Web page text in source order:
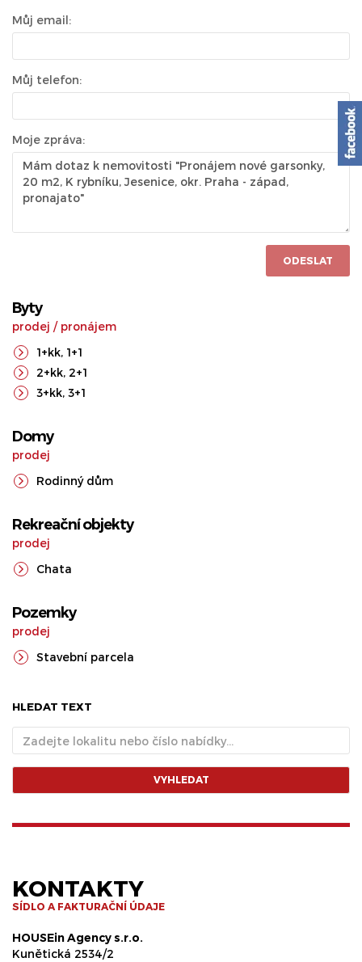
Můj email:
Můj telefon:
Moje zpráva:
ODESLAT
Byty
prodej / pronájem
1+kk, 1+1
2+kk, 2+1
3+kk, 3+1
Domy
prodej
Rodinný dům
Rekreační objekty
prodej
Chata
Pozemky
prodej
Stavební parcela
HLEDAT TEXT
VYHLEDAT
KONTAKTY
SÍDLO A FAKTURAČNÍ ÚDAJE
HOUSEin Agency s.r.o.
Kunětická 2534/2